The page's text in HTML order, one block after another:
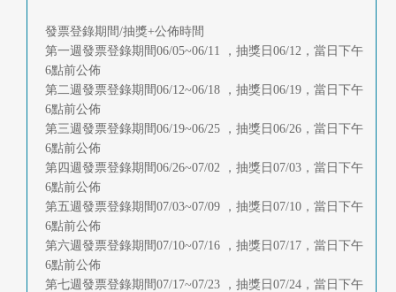
發票登錄期間/抽獎+公佈時間
第一週發票登錄期間06/05~06/11 ，抽獎日06/12，當日下午
6點前公佈
第二週發票登錄期間06/12~06/18 ，抽獎日06/19，當日下午
6點前公佈
第三週發票登錄期間06/19~06/25 ，抽獎日06/26，當日下午
6點前公佈
第四週發票登錄期間06/26~07/02 ，抽獎日07/03，當日下午
6點前公佈
第五週發票登錄期間07/03~07/09 ，抽獎日07/10，當日下午
6點前公佈
第六週發票登錄期間07/10~07/16 ，抽獎日07/17，當日下午
6點前公佈
第七週發票登錄期間07/17~07/23 ，抽獎日07/24，當日下午